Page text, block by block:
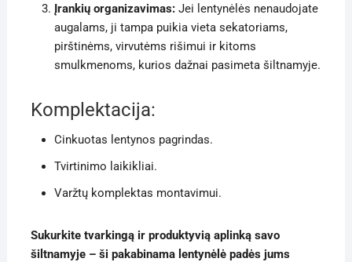
Įrankių organizavimas:Jei lentynėlės nenaudojate
augalams, ji tampa puikia vieta sekatoriams,
pirštinėms, virvutėms rišimui ir kitoms
smulkmenoms, kurios dažnai pasimeta šiltnamyje.
Komplektacija:
Cinkuotas lentynos pagrindas.
Tvirtinimo laikikliai.
Varžtų komplektas montavimui.
Sukurkite tvarkingą ir produktyvią aplinką savo
šiltnamyje – ši pakabinama lentynėlė padės jums